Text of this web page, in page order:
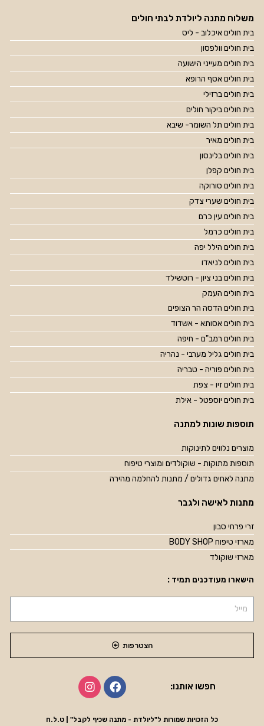
משלוח מתנה ליולדת לבתי חולים
בית חולים איכלוב - ליס
בית חולים וולפסון
בית חולים מעייני הישועה
בית חולים אסף הרופא
בית חולים ברזילי
בית חולים ביקור חולים
בית חולים תל השומר- שיבא
בית חולים מאיר
בית חולים בלינסון
בית חולים קפלן
בית חולים סורוקה
בית חולים שערי צדק
בית חולים עין כרם
בית חולים כרמל
בית חולים הילל יפה
בית חולים לניאדו
בית חולים בני ציון - רוטשילד
בית חולים העמק
בית חולים הדסה הר הצופים
בית חולים אסותא - אשדוד
בית חולים רמב"ם - חיפה
בית חולים גליל מערבי - נהריה
בית חולים פוריה - טבריה
בית חולים זיו - צפת
בית חולים יוספטל - אילת
תוספות שונות למתנה
מוצרים נלווים לתינוקות
תוספות מתוקות - שוקולדים ומוצרי טיפוח
מתנה לאחים גדולים / מתנות להחלמה מהירה
מתנות לאישה ולגבר
זרי פרחי סבון
מארזי טיפוח BODY SHOP
מארזי שוקולד
הישארו מעודכנים תמיד :
הצטרפות
חפשו אותנו:
כל הזכויות שמורות ל"ליולדת - מתנה שכיף לקבל" | ט.ל.ח